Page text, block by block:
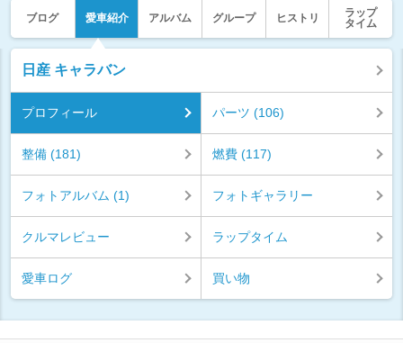
ブログ 愛車紹介 アルバム グループ ヒストリ
ラップ
タイム
日産 キャラバン
プロフィール パーツ (106)
整備 (181) 燃費 (117)
フォトアルバム (1) フォトギャラリー
クルマレビュー ラップタイム
愛車ログ 買い物